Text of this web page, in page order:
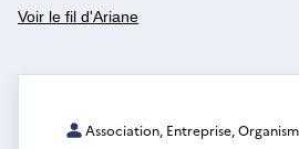
Voir le fil d'Ariane
Association, Entreprise,